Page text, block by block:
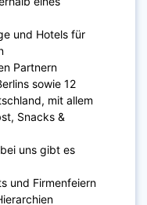
und Hotels für
Partnern
sowie 12
mit allem
Snacks &
uns gibt es
und Firmenfeiern